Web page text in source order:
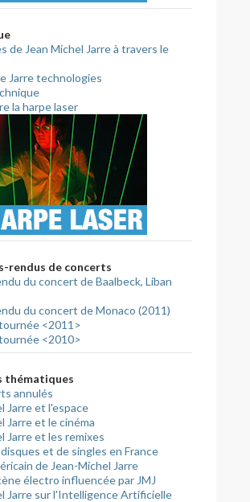
de Jean Michel Jarre à travers le
Jarre technologies
la harpe laser
rendus de concerts
du concert de Baalbeck, Liban
du concert de Monaco (2011)
<2011>
<2010>
thématiques
annulés
Jarre et l'espace
Jarre et le cinéma
Jarre et les remixes
et de singles en France
de Jean-Michel Jarre
électro influencée par JMJ
Jarre sur l'Intelligence Artificielle